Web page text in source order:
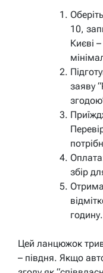
10,
Києві
заяву
збір
годину.
Цей ланцюжок
– півдня. Якщо